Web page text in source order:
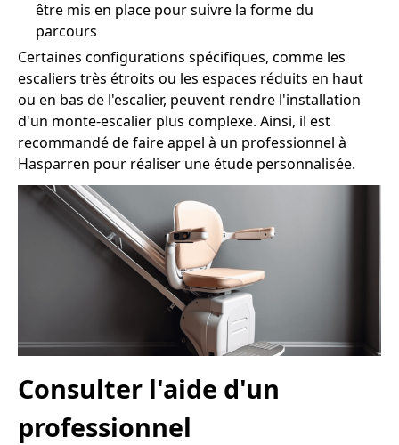
être mis en place pour suivre la forme du
parcours
Certaines configurations spécifiques, comme les
escaliers très étroits ou les espaces réduits en haut
ou en bas de l'escalier, peuvent rendre l'installation
d'un monte-escalier plus complexe. Ainsi, il est
recommandé de faire appel à un professionnel à
Hasparren pour réaliser une étude personnalisée.
Consulter l'aide d'un
professionnel